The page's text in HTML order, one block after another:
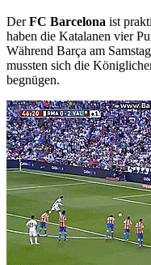
DerFC Barcelona ist
haben die Katalanen vier
Während Barça am
mussten sich die
begnügen.